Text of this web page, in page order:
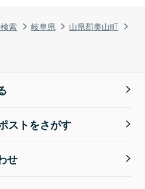
索 岐阜県
山県郡美山町
ストをさがす
せ